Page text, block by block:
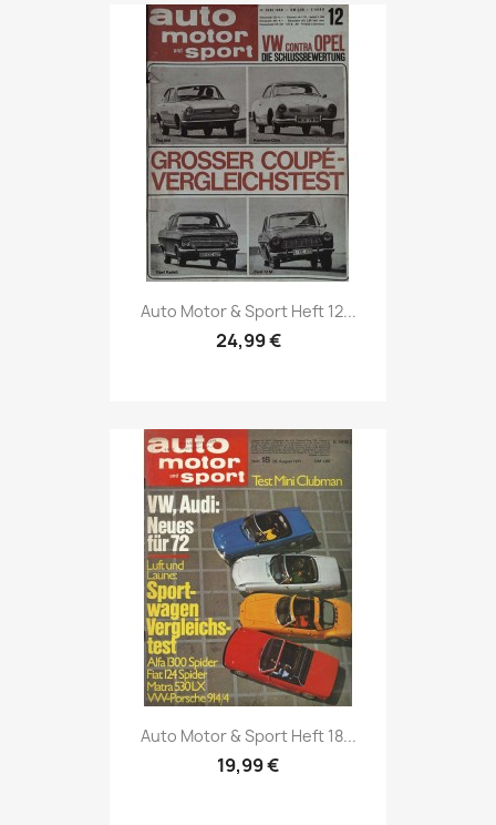
Vorschau
Auto Motor & Sport Heft 12...
24,99 €
Vorschau
Auto Motor & Sport Heft 18...
19,99 €